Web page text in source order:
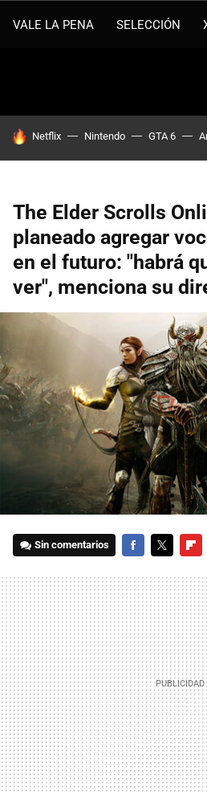
VALE LA PENA SELECCIÓN
HOY SE HABLA DE
Netflix Nintendo GTA 6
The Elder Scrolls
planeado agregar
en el futuro: "habrá
ver", menciona su
Sin comentarios